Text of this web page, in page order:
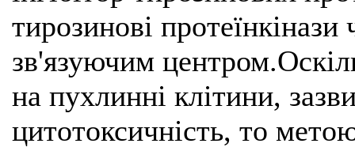
тирозинові
зв'язуючим
на пухлинні клітини,
цитотоксичність, то